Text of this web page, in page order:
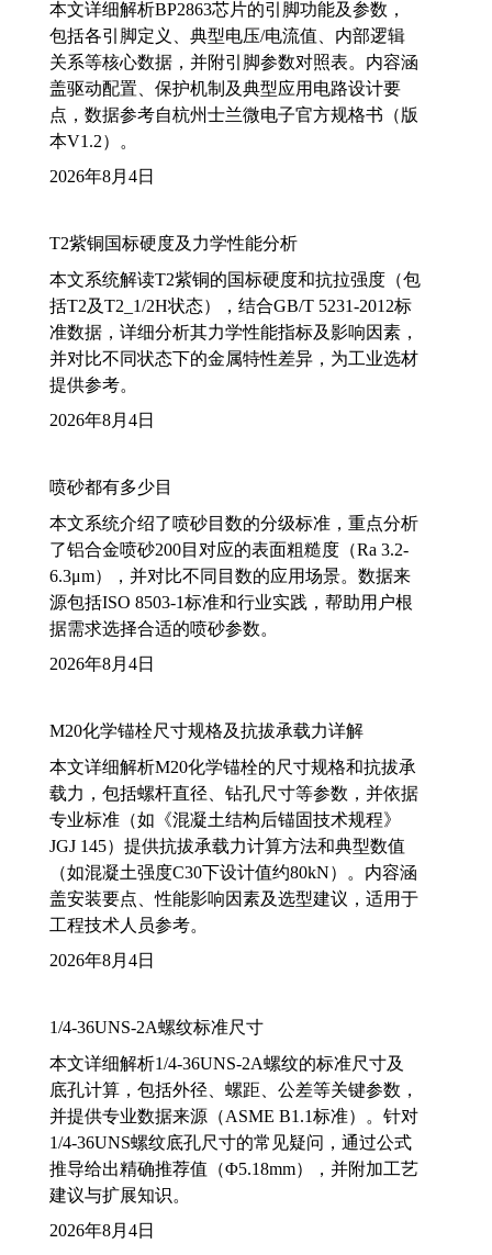
本文详细解析BP2863芯片的引脚功能及参数，
包括各引脚定义、典型电压/电流值、内部逻辑
关系等核心数据，并附引脚参数对照表。内容涵
盖驱动配置、保护机制及典型应用电路设计要
点，数据参考自杭州士兰微电子官方规格书（版
本V1.2）。
2026年8月4日
T2紫铜国标硬度及力学性能分析
本文系统解读T2紫铜的国标硬度和抗拉强度（包
括T2及T2_1/2H状态），结合GB/T 5231-2012标
准数据，详细分析其力学性能指标及影响因素，
并对比不同状态下的金属特性差异，为工业选材
提供参考。
2026年8月4日
喷砂都有多少目
本文系统介绍了喷砂目数的分级标准，重点分析
了铝合金喷砂200目对应的表面粗糙度（Ra 3.2-
6.3μm），并对比不同目数的应用场景。数据来
源包括ISO 8503-1标准和行业实践，帮助用户根
据需求选择合适的喷砂参数。
2026年8月4日
M20化学锚栓尺寸规格及抗拔承载力详解
本文详细解析M20化学锚栓的尺寸规格和抗拔承
载力，包括螺杆直径、钻孔尺寸等参数，并依据
专业标准（如《混凝土结构后锚固技术规程》
JGJ 145）提供抗拔承载力计算方法和典型数值
（如混凝土强度C30下设计值约80kN）。内容涵
盖安装要点、性能影响因素及选型建议，适用于
工程技术人员参考。
2026年8月4日
1/4-36UNS-2A螺纹标准尺寸
本文详细解析1/4-36UNS-2A螺纹的标准尺寸及
底孔计算，包括外径、螺距、公差等关键参数，
并提供专业数据来源（ASME B1.1标准）。针对
1/4-36UNS螺纹底孔尺寸的常见疑问，通过公式
推导给出精确推荐值（Φ5.18mm），并附加工艺
建议与扩展知识。
2026年8月4日